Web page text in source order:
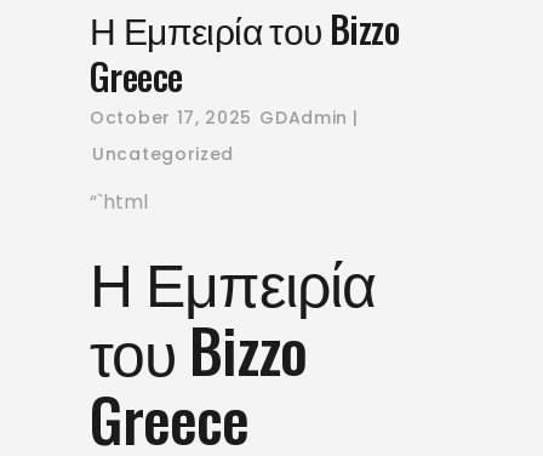
Η Εμπειρία του Bizzo
Greece
October 17, 2025 GDAdmin
Uncategorized
“`html
Η Εμπειρία
του Bizzo
Greece